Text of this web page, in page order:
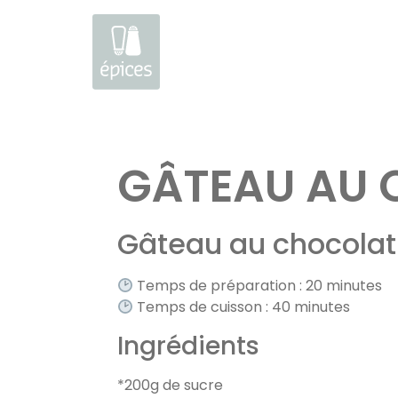
GÂTEAU AU
Gâteau au chocolat
Temps de préparation : 20 minutes
Temps de cuisson : 40 minutes
Ingrédients
*200g de sucre